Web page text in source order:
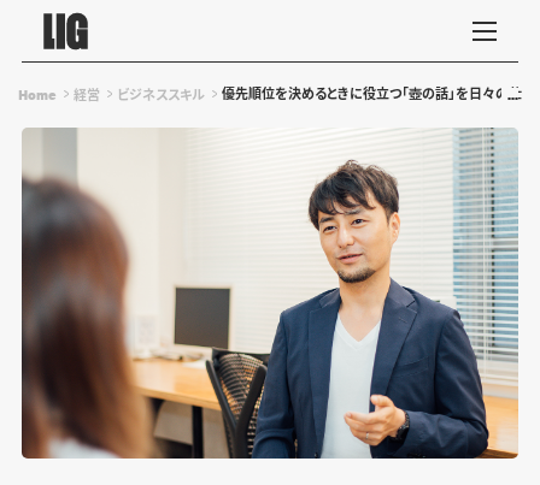
Home 経営 ビジネススキル 優先順位を決めるときに役立つ「壺の話」を日々の仕